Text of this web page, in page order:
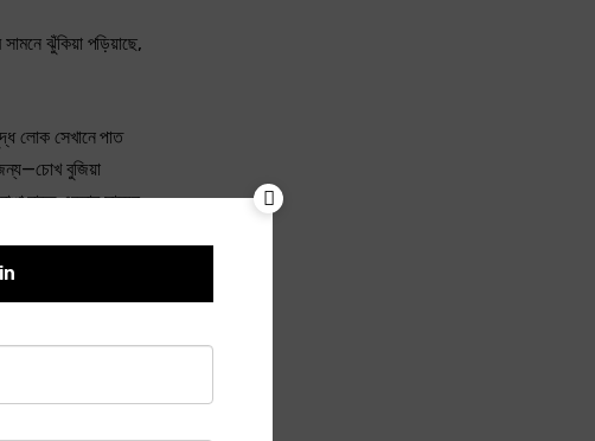
ঝুঁকিয়া পড়িয়াছে,
লোক সেখানে পাত
বুজিয়া
হাতে একবার সামনে
জলখাবার
গিয়া পড়িয়া
দেশছাড়া
কত কষ্টে,